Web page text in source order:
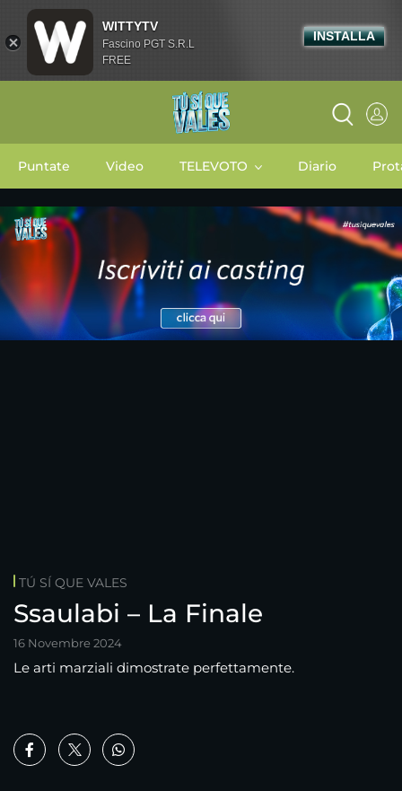
Puntate Video TELEVOTO Diario
TÚ SÍ QUE VALES
Ssaulabi – La Finale
16 Novembre 2024
Le arti marziali dimostrate perfettamente.
WITTYTV
Fascino PGT S.R.L
FREE
INSTALLA